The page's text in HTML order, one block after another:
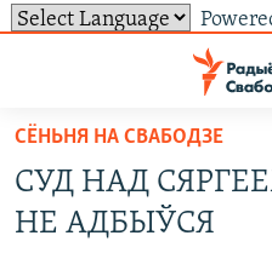
ўнівэрсальнага
доступу
Перайсьці
да
галоўнага
ТОЛЬКІ НА СВАБОДЗЕ
СЁНЬНЯ НА СВАБОДЗЕ
СУД НАД
НЕ АДБЫЎСЯ